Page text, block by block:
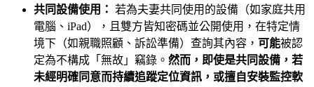
共同設備使用： 若為夫妻共同使用的設備（如家庭共用
電腦、iPad），且雙方皆知密碼並公開使用，在特定情
境下（如親職照顧、訴訟準備）查詢其內容， 可能被認
定為不構成「無故」竊錄。 然而，即使是共同設備，若
未經明確同意而持續追蹤定位資訊，或擅自安裝監控軟